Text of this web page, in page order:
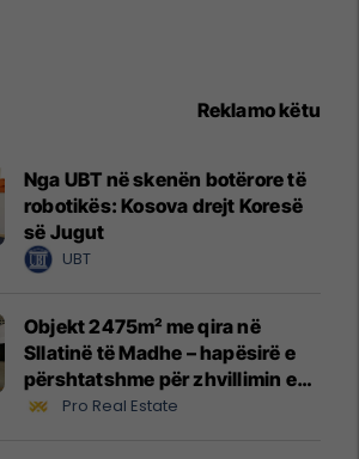
Reklamo këtu
Nga UBT në skenën botërore të
robotikës: Kosova drejt Koresë
së Jugut
UBT
Objekt 2475m² me qira në
Sllatinë të Madhe – hapësirë e
përshtatshme për zhvillimin e
biznesit #16068
Pro Real Estate